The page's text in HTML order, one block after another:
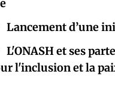
Lancement d’une
L'ONASH et ses
l'inclusion et la